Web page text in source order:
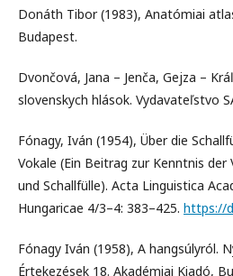
Donáth Tibor (1983), Anatómiai
Budapest.
Dvončová, Jana – Jenča, Gejza –
slovenskych hlások. Vydavateľstvo
Fónagy, Iván (1954), Über die
Vokale (Ein Beitrag zur Kenntnis
und Schallfülle). Acta Linguistica
Hungaricae 4/3–4: 383–425. https://
Fónagy Iván (1958), A hangsúlyról.
Értekezések 18. Akadémiai Kiadó,